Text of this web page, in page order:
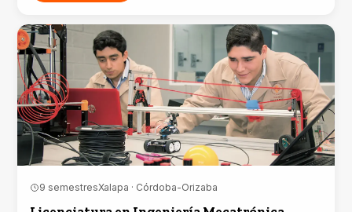
9 semestresXalapa · Córdoba-Orizaba